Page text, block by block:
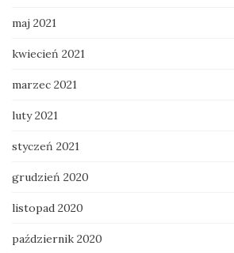
maj 2021
kwiecień 2021
marzec 2021
luty 2021
styczeń 2021
grudzień 2020
listopad 2020
październik 2020